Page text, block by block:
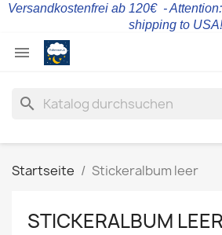
Versandkostenfrei ab 120€ -
shipping to USA!

search
Startseite Stickeralbum leer
STICKERALBUM LEER